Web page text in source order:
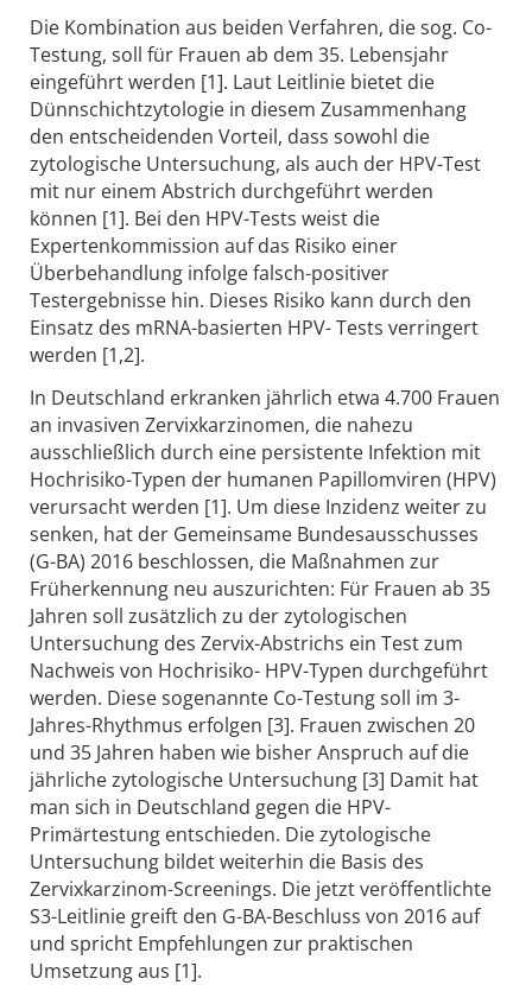
Die Kombination aus beiden Verfahren, die sog. Co-
Testung, soll für Frauen ab dem 35. Lebensjahr
eingeführt werden [1]. Laut Leitlinie bietet die
Dünnschichtzytologie in diesem Zusammenhang
den entscheidenden Vorteil, dass sowohl die
zytologische Untersuchung, als auch der HPV-Test
mit nur einem Abstrich durchgeführt werden
können [1]. Bei den HPV-Tests weist die
Expertenkommission auf das Risiko einer
Überbehandlung infolge falsch-positiver
Testergebnisse hin. Dieses Risiko kann durch den
Einsatz des mRNA-basierten HPV- Tests verringert
werden [1,2].
In Deutschland erkranken jährlich etwa 4.700 Frauen
an invasiven Zervixkarzinomen, die nahezu
ausschließlich durch eine persistente Infektion mit
Hochrisiko-Typen der humanen Papillomviren (HPV)
verursacht werden [1]. Um diese Inzidenz weiter zu
senken, hat der Gemeinsame Bundesausschusses
(G-BA) 2016 beschlossen, die Maßnahmen zur
Früherkennung neu auszurichten: Für Frauen ab 35
Jahren soll zusätzlich zu der zytologischen
Untersuchung des Zervix-Abstrichs ein Test zum
Nachweis von Hochrisiko- HPV-Typen durchgeführt
werden. Diese sogenannte Co-Testung soll im 3-
Jahres-Rhythmus erfolgen [3]. Frauen zwischen 20
und 35 Jahren haben wie bisher Anspruch auf die
jährliche zytologische Untersuchung [3] Damit hat
man sich in Deutschland gegen die HPV-
Primärtestung entschieden. Die zytologische
Untersuchung bildet weiterhin die Basis des
Zervixkarzinom-Screenings. Die jetzt veröffentlichte
S3-Leitlinie greift den G-BA-Beschluss von 2016 auf
und spricht Empfehlungen zur praktischen
Umsetzung aus [1].